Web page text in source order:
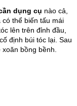
dụng cụ nào cả,
thể biến tấu mái
lên trên đỉnh đầu,
định búi tóc lại. Sau
bồng bềnh.